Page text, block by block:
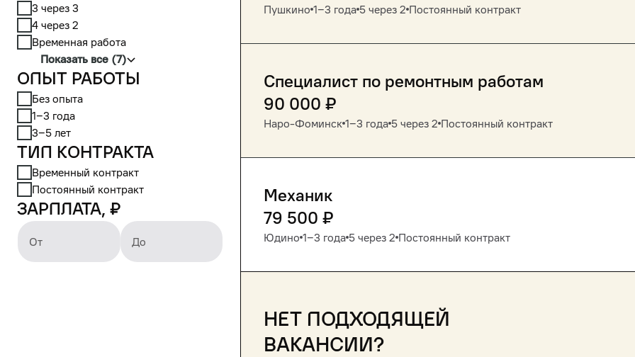
3 через 3
4 через 2
Временная работа
Показать все (7)
Опыт работы
Без опыта
1‒3 года
3‒5 лет
Тип контракта
Временный контракт
Постоянный контракт
Зарплата, ₽
От До
Пушкино 1‒3 года 5 через 2 Постоянный контракт
Специалист по ремонтным работам
90 000 ₽
Наро-Фоминск 1‒3 года 5 через 2 Постоянный контракт
Механик
79 500 ₽
Юдино 1‒3 года 5 через 2 Постоянный контракт
Нет подходящей
вакансии?